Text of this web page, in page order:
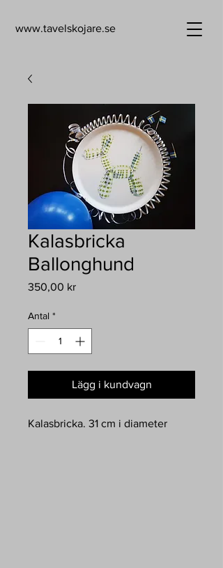
www.tavelskojare.se
Kalasbricka
Ballonghund
350,00 krPris
Antal *
Lägg i kundvagn
Kalasbricka. 31 cm i diameter